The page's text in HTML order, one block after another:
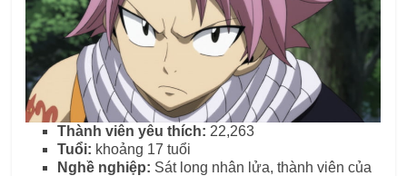
Thành viên yêu thích: 22,263
Tuổi: ‎ khoảng 17 tuổi
Nghề nghiệp: Sát long nhân lửa, thành viên của